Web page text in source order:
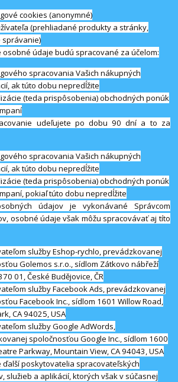
cookies (anonymné)
(prehliadané produkty a stránky,
osobné údaje budú spracované za účelom:
spracovania Vašich nákupných
ak túto dobu nepredĺžite
(teda prispôsobenia) obchodných ponúk
udeľujete po dobu 90 dní a to za
spracovania Vašich nákupných
ak túto dobu nepredĺžite
(teda prispôsobenia) obchodných ponúk
pokiaľ túto dobu nepredĺžite
údajov je vykonávané Správcom
osobné údaje však môžu spracovávať aj títo
služby Eshop-rychlo, prevádzkovanej
Golemos s.r.o., sídlom Zátkovo nábřeží
01, České Budějovice, ČR
služby Facebook Ads, prevádzkovanej
Facebook Inc., sídlom 1601 Willow Road,
CA 94025, USA
služby Google AdWords,
spoločnosťou Google Inc., sídlom 1600
Parkway, Mountain View, CA 94043, USA
ďalší poskytovatelia spracovateľských
služieb a aplikácií, ktorých však v súčasnej